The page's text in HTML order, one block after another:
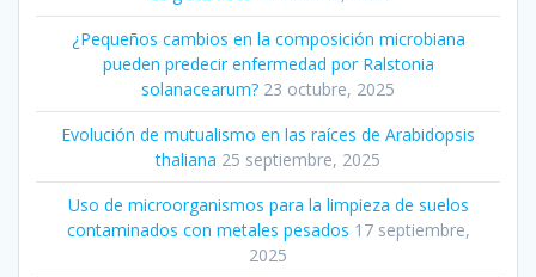
¿Pequeños cambios en la composición microbiana
pueden predecir enfermedad por Ralstonia
solanacearum? 23 octubre, 2025
Evolución de mutualismo en las raíces de Arabidopsis
thaliana 25 septiembre, 2025
Uso de microorganismos para la limpieza de suelos
contaminados con metales pesados 17 septiembre,
2025